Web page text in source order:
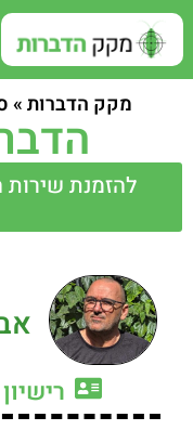
מקק הדברות»
רישיון